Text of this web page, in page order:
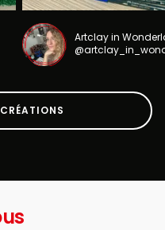
Artclay in